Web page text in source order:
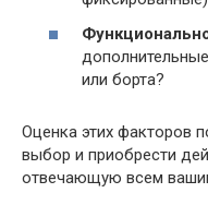
или борта?
Оценка этих факторов
выбор и приобрести
отвечающую всем